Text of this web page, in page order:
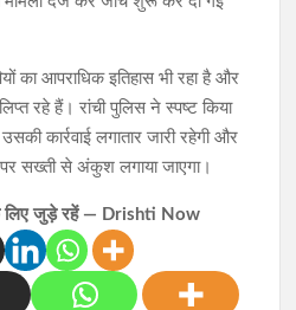
का आपराधिक इतिहास भी रहा है और
रहे हैं। रांची पुलिस ने स्पष्ट किया
कार्रवाई लगातार जारी रहेगी और
सख्ती से अंकुश लगाया जाएगा।
लिए जुड़े रहें — Drishti Now